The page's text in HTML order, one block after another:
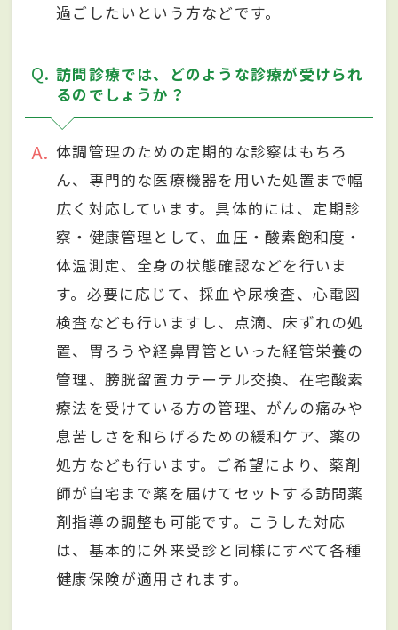
過ごしたいという方などです。
Q
訪問診療では、どのような診療が受けられ
るのでしょうか？
A
体調管理のための定期的な診察はもちろ
ん、専門的な医療機器を用いた処置まで幅
広く対応しています。具体的には、定期診
察・健康管理として、血圧・酸素飽和度・
体温測定、全身の状態確認などを行いま
す。必要に応じて、採血や尿検査、心電図
検査なども行いますし、点滴、床ずれの処
置、胃ろうや経鼻胃管といった経管栄養の
管理、膀胱留置カテーテル交換、在宅酸素
療法を受けている方の管理、がんの痛みや
息苦しさを和らげるための緩和ケア、薬の
処方なども行います。ご希望により、薬剤
師が自宅まで薬を届けてセットする訪問薬
剤指導の調整も可能です。こうした対応
は、基本的に外来受診と同様にすべて各種
健康保険が適用されます。